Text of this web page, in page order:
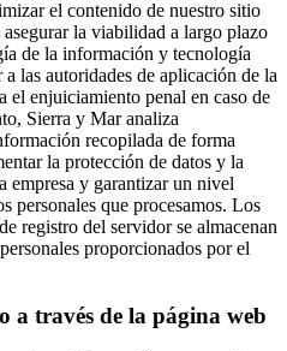
el contenido de nuestro sitio
la viabilidad a largo plazo
de la información y tecnología
las autoridades de aplicación de la
el enjuiciamiento penal en caso de
Sierra y Mar analiza
recopilada de forma
la protección de datos y la
empresa y garantizar un nivel
personales que procesamos. Los
registro del servidor se almacenan
proporcionados por el
a través de la página web